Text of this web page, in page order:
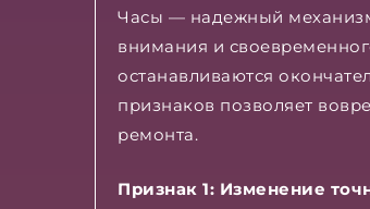
Часы — надежный
внимания и
останавливаются
признаков позволяет
ремонта.
Признак 1: Изменение